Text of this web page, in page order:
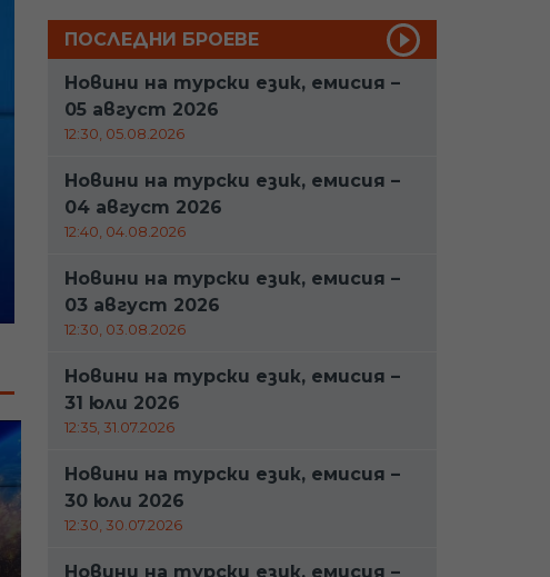
ПОСЛЕДНИ БРОЕВЕ
Новини на турски език, емисия –
05 август 2026
12:30, 05.08.2026
Новини на турски език, емисия –
04 август 2026
12:40, 04.08.2026
Новини на турски език, емисия –
03 август 2026
12:30, 03.08.2026
Новини на турски език, емисия –
31 юли 2026
12:35, 31.07.2026
Новини на турски език, емисия –
30 юли 2026
12:30, 30.07.2026
Новини на турски език, емисия –